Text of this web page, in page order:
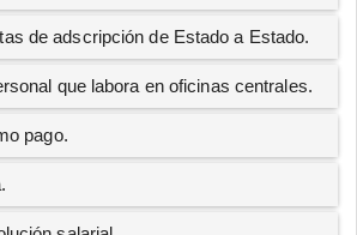
de adscripción de Estado a Estado.
que labora en oficinas centrales.
pago.